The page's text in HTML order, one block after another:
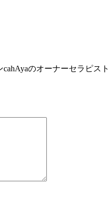
のオーナーセラピ